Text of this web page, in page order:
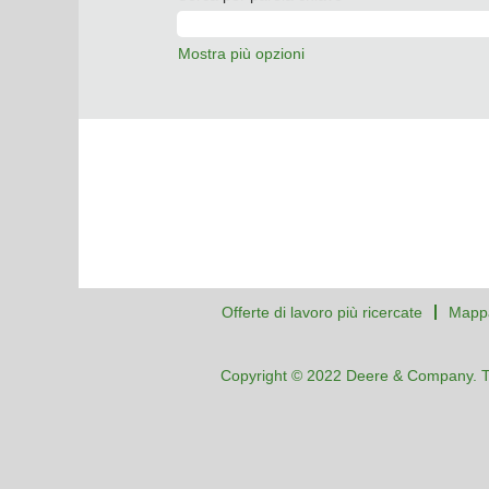
Mostra più opzioni
Offerte di lavoro più ricercate
Copyright © 2022 Deere & Company.